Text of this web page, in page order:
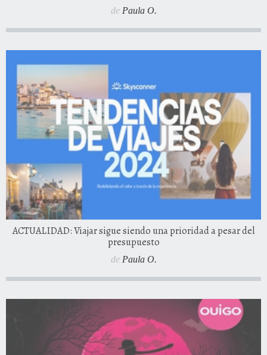
de Paula O.
ACTUALIDAD: Viajar sigue siendo una prioridad a pesar del
presupuesto
de Paula O.